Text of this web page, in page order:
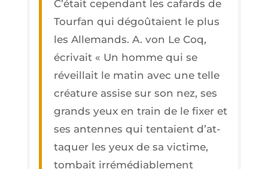
C’é­tait cepen­dant les cafards de
Tour­fan qui dégoû­taient le plus
les Alle­mands. A. von Le Coq,
écri­vait « Un homme qui se
réveillait le matin avec une telle
créa­ture assise sur son nez, ses
grands yeux en train de le fixer et
ses antennes qui ten­taient d’at­
ta­quer les yeux de sa vic­time,
tom­bait irré­mé­dia­ble­ment